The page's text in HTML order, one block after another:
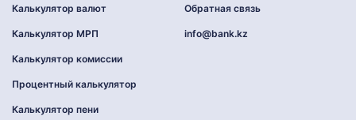
Калькулятор валют
Калькулятор МРП
Калькулятор комиссии
Процентный калькулятор
Калькулятор пени
Обратная связь
info@bank.kz